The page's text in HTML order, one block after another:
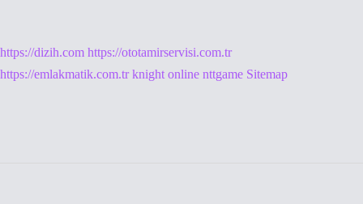
https://dizih.com https://ototamirservisi.com.tr
https://emlakmatik.com.tr knight online nttgame Sitemap